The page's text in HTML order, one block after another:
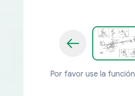
Por favor use la función